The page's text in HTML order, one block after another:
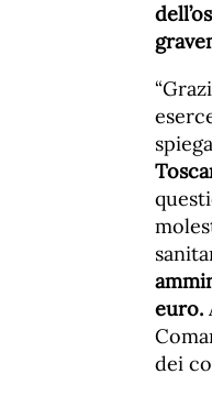
spiega
euro.
dei